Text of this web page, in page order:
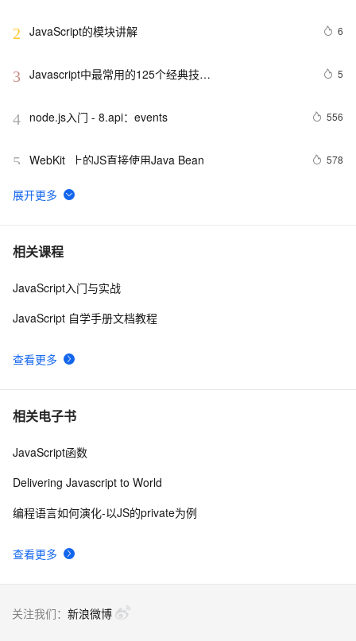
2 JavaScript的模块讲解 6
3 Javascript中最常用的125个经典技… 5
4 node.js入门 - 8.api：events 556
5 WebKit  上的JS直接使用Java Bean 578
6 ArcGIS JavaScript在线编辑
7 js脚本语言在页面上不执行
8 Visual Studio正式支持jQuery JavaScript程式库
相关课程
查看更多
JavaScript入门与实战
JavaScript 自学手册文档教程
相关电子书
查看更多
JavaScript函数
Delivering Javascript to World
编程语言如何演化-以JS的private为例
关注我们： 新浪微博